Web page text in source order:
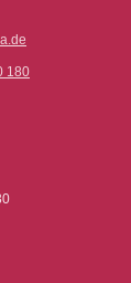
180